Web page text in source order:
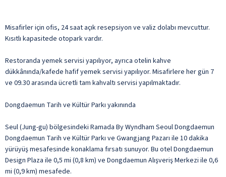
Misafirler için ofis, 24 saat açık resepsiyon ve valiz dolabı mevcuttur.
Kısıtlı kapasitede otopark vardır.
Restoranda yemek servisi yapılıyor, ayrıca otelin kahve
dükkânında/kafede hafif yemek servisi yapılıyor. Misafirlere her gün 7
ve 09.30 arasında ücretli tam kahvaltı servisi yapılmaktadır.
Dongdaemun Tarih ve Kültür Parkı yakınında
Seul (Jung-gu) bölgesindeki Ramada By Wyndham Seoul Dongdaemun
Dongdaemun Tarih ve Kültür Parkı ve Gwangjang Pazarı ile 10 dakika
yürüyüş mesafesinde konaklama fırsatı sunuyor. Bu otel Dongdaemun
Design Plaza ile 0,5 mi (0,8 km) ve Dongdaemun Alışveriş Merkezi ile 0,6
mi (0,9 km) mesafede.